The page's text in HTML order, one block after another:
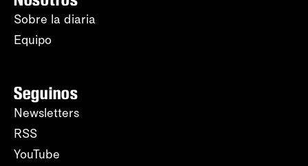
Sobre la diaria
Equipo
Seguinos
Newsletters
RSS
YouTube